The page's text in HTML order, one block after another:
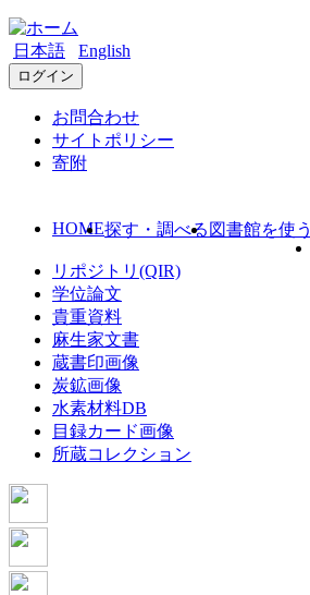
日本語 English
ログイン
お問合わせ
サイトポリシー
寄附
HOME探す・調べる 図書館を使う
リポジトリ(QIR)
学位論文
貴重資料
麻生家文書
蔵書印画像
炭鉱画像
水素材料DB
目録カード画像
所蔵コレクション